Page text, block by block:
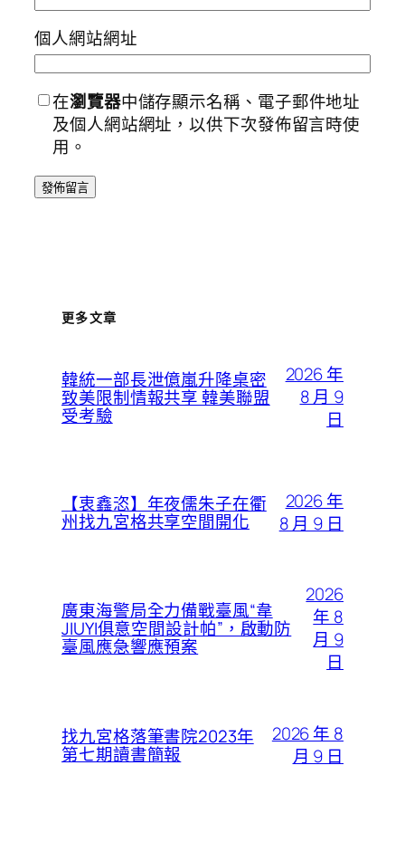
個人網站網址
在瀏覽器中儲存顯示名稱、電子郵件地址
及個人網站網址，以供下次發佈留言時使
用。
更多文章
韓統一部長泄億嵐升降桌密
致美限制情報共享 韓美聯盟
受考驗
2026 年
8 月 9
日
【衷鑫恣】年夜儒朱子在衢
州找九宮格共享空間開化
2026 年
8 月 9 日
廣東海警局全力備戰臺風“韋
JIUYI俱意空間設計帕”，啟動防
臺風應急響應預案
2026
年 8
月 9
日
找九宮格落筆書院2023年
第七期讀書簡報
2026 年 8
月 9 日